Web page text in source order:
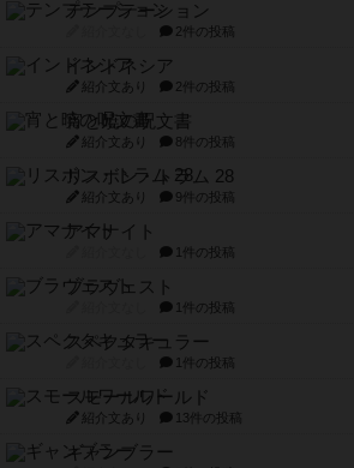
テンプテーション
2件の投稿
インドネシア
紹介文あり 2件の投稿
宵と暁の呪文書
紹介文あり 8件の投稿
リスボン・トラム 28
紹介文あり 9件の投稿
アマナイト
1件の投稿
ブラヴェスト
1件の投稿
スペクタキュラー
1件の投稿
スモールワールド
紹介文あり 13件の投稿
ギャンブラー